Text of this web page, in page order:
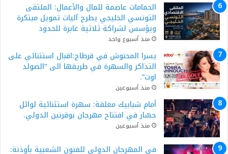
الحمامات عاصمة للمال والأعمال: الملتقى
التونسي الخليجي يطرح آليات تمويل مبتكرة
ويؤسس لشراكة ثلاثية عابرة للحدود
منذ أسبوع واحد
يسرا المحنوش في قرطاج:اقبال استثنائي على
التذاكر والسهرة في طريقها الى “الصولد
اوت”.
منذ أسبوعين
أمام شبابيك مغلقة: سهرة استثنائية لوائل
جسّار في افتتاح مهرجان بوقرنين الدولي.
منذ أسبوعين
في المهرجان الدولي للفنون الشعبية بأوذنة: